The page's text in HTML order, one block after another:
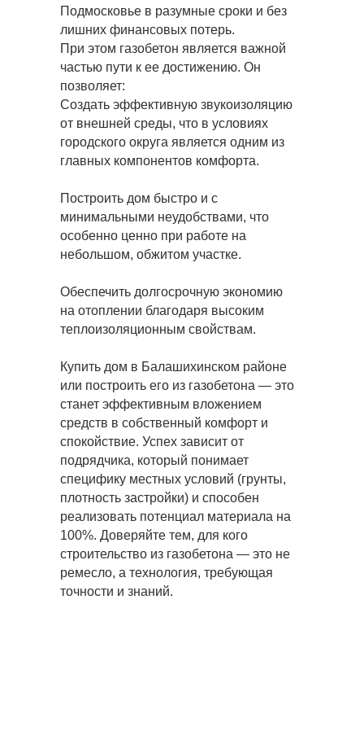
Подмосковье в разумные сроки и без
лишних финансовых потерь.
При этом газобетон является важной
частью пути к ее достижению. Он
позволяет:
Создать эффективную звукоизоляцию
от внешней среды, что в условиях
городского округа является одним из
главных компонентов комфорта.
Построить дом быстро и с
минимальными неудобствами, что
особенно ценно при работе на
небольшом, обжитом участке.
Обеспечить долгосрочную экономию
на отоплении благодаря высоким
теплоизоляционным свойствам.
Купить дом в Балашихинском районе
или построить его из газобетона — это
станет эффективным вложением
средств в собственный комфорт и
спокойствие. Успех зависит от
подрядчика, который понимает
специфику местных условий (грунты,
плотность застройки) и способен
реализовать потенциал материала на
100%. Доверяйте тем, для кого
строительство из газобетона — это не
ремесло, а технология, требующая
точности и знаний.